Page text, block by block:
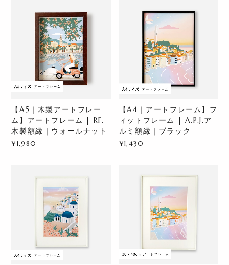
【A5｜木製アートフレー
ム】アートフレーム | RF.
木製額縁｜ウォールナット
¥1,980
【A4｜アートフレーム】フ
ィットフレーム | A.P.J.ア
ルミ額縁｜ブラック
¥1,430